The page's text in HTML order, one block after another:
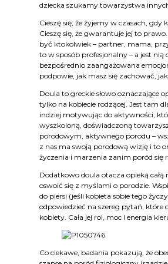
dziecka szukamy towarzystwa
Cieszę się, że żyjemy w czasach,
Cieszę się, że gwarantuje jej to
być ktokolwiek – partner, mama,
to w sposób profesjonalny – a jest
bezpośrednio zaangażowana
podpowie, jak masz się zachować,
Doula to greckie słowo oznaczające
tylko na kobiecie rodzącej. Jest tam
indziej motywując do aktywności,
wyszkoloną, doświadczoną
porodowym, aktywnego porodu –
z nas ma swoją porodową wizję i to
życzenia i marzenia zanim poród się
Dodatkowo doula otacza opieką
oswoić się z myślami o porodzie.
do piersi (jeśli kobieta sobie tego
odpowiedzieć na szereg pytań, które
kobiety. Cała jej rol, moc i energia
Co ciekawe, badania pokazują, że